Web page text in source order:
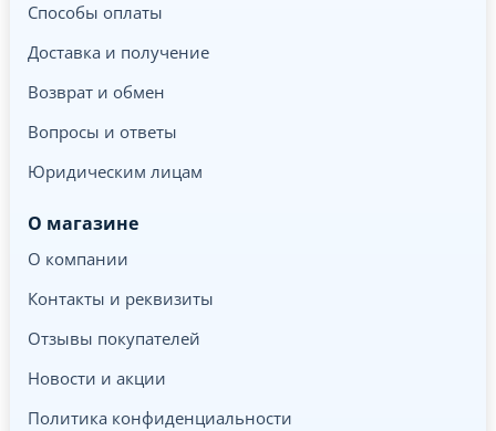
Способы оплаты
Доставка и получение
Возврат и обмен
Вопросы и ответы
Юридическим лицам
О магазине
О компании
Контакты и реквизиты
Отзывы покупателей
Новости и акции
Политика конфиденциальности